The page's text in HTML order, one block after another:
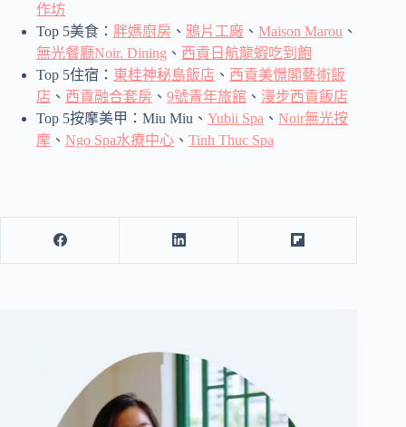
作坊
Top 5美食： 胖媽廚房 、 鴉片工廠 、 Maison Marou 、
無光餐廳Noir. Dining 、 西貢日航龍蝦吃到飽
Top 5住宿： 東桂神秘島飯店 、 西貢美憬閣藝術飯
店 、 西貢融合套房 、 9號青年旅館 、 漫步西貢飯店
Top 5按摩美甲：Miu Miu、 Yubii Spa 、 Noir無光按
摩 、 Ngo Spa水療中心 、 Tinh Thuc Spa